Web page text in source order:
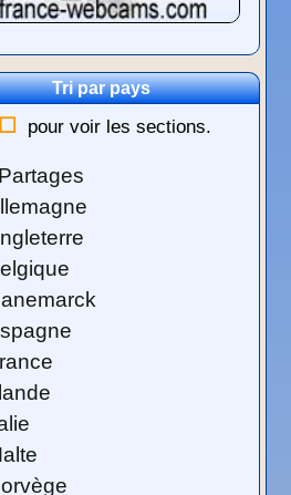
Tri par pays
pour voir les sections.